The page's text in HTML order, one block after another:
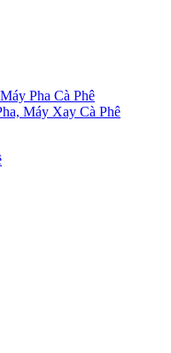
Pha Cà Phê
Máy Xay Cà Phê